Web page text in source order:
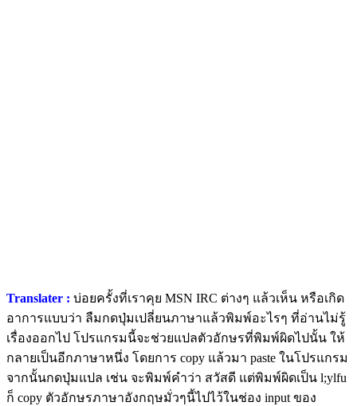
Translater : บ่อยครั้งที่เราคุย MSN IRC ต่างๆ แล้วเห็น หรือเกิด
อาการแบบว่า ลืมกดปุ่มเปลี่ยนภาษาแล้วพิมพ์อะไรๆ ที่อ่านไม่รู้
เรื่องออกไป โปรแกรมนี้จะช่วยแปลตัวอักษรที่พิมพ์ผิดไปนั้น ให้
กลายเป็นอีกภาษาหนึ่ง โดยการ copy แล้วมา paste ในโปรแกรม
จากนั้นกดปุ่มแปล เช่น จะพิมพ์คำว่า สวัสดี แต่พิมพ์ผิดเป็น l;ylfu
ก็ copy ตัวอักษรภาษาอังกฤษมั่วๆนี้ไปไว้ในช่อง input ของ